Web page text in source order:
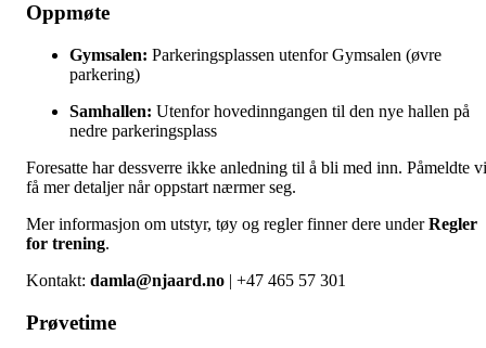
Oppmøte
Gymsalen: Parkeringsplassen utenfor Gymsalen (øvre
parkering)
Samhallen: Utenfor hovedinngangen til den nye hallen på
nedre parkeringsplass
Foresatte har dessverre ikke anledning til å bli med inn. Påmeldte
få mer detaljer når oppstart nærmer seg.
Mer informasjon om utstyr, tøy og regler finner dere underRegler
for trening.
Kontakt: damla@njaard.no | +47 465 57 301
Prøvetime